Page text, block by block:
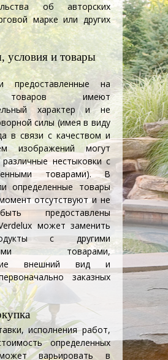
об авторских
марке или других
условия и товары
предоставленные на
имеют
характер и не
силы (имея в виду
в связи с качеством и
изображений могут
различные нестыковки с
товарами). В
определенные товары
отсутствуют и не
предоставлены
может заменить
с другими
товарами,
внешний вид и
заказных
исполнения работ,
определенных
варьировать в